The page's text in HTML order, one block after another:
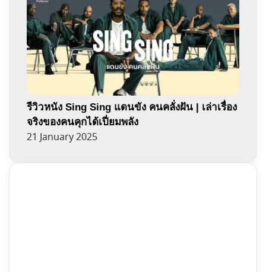
รีวิวหนัง Sing Sing แดนขัง คนคลั่งฝัน | เล่าเรื่อง
จริงของคนคุกได้เปี่ยมพลัง
21 January 2025